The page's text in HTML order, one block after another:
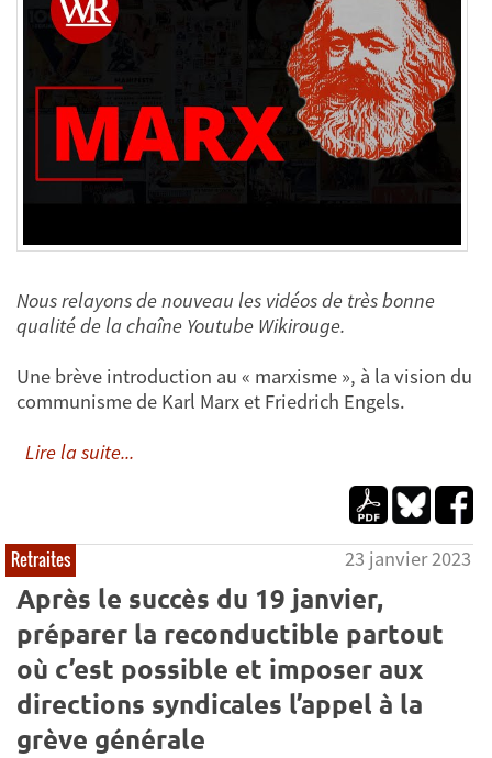
Nous relayons de nouveau les vidéos de très bonne
qualité de la chaîne Youtube Wikirouge.
Une brève introduction au « marxisme », à la vision du
communisme de Karl Marx et Friedrich Engels.
Lire la suite...
Retraites 23 janvier 2023
Après le succès du 19 janvier,
préparer la reconductible partout
où c’est possible et imposer aux
directions syndicales l’appel à la
grève générale